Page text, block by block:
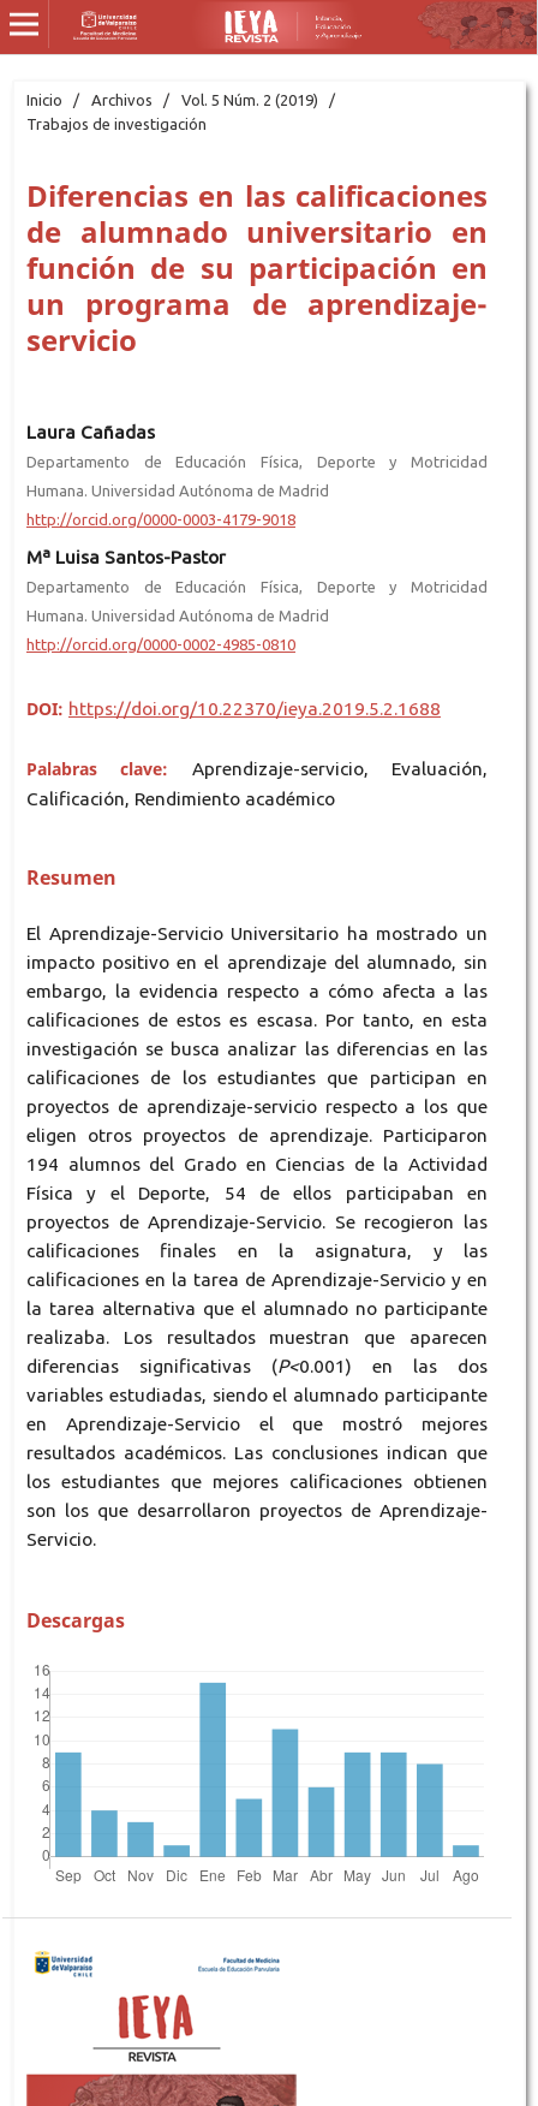
Inicio / Archivos / Vol. 5 Núm. 2 (2019)
/
Trabajos de investigación
Diferencias en las calificaciones
de alumnado universitario en
función de su participación en
un programa de aprendizaje-
servicio
Laura Cañadas
Departamento de Educación Física, Deporte y Motricidad
Humana. Universidad Autónoma de Madrid
http://orcid.org/0000-0003-4179-9018
Mª Luisa Santos-Pastor
Departamento de Educación Física, Deporte y Motricidad
Humana. Universidad Autónoma de Madrid
http://orcid.org/0000-0002-4985-0810
DOI: https://doi.org/10.22370/ieya.2019.5.2.1688
Palabras clave: Aprendizaje-servicio, Evaluación,
Calificación, Rendimiento académico
Resumen
El Aprendizaje-Servicio Universitario ha mostrado un
impacto positivo en el aprendizaje del alumnado, sin
embargo, la evidencia respecto a cómo afecta a las
calificaciones de estos es escasa. Por tanto, en esta
investigación se busca analizar las diferencias en las
calificaciones de los estudiantes que participan en
proyectos de aprendizaje-servicio respecto a los que
eligen otros proyectos de aprendizaje. Participaron
194 alumnos del Grado en Ciencias de la Actividad
Física y el Deporte, 54 de ellos participaban en
proyectos de Aprendizaje-Servicio. Se recogieron las
calificaciones finales en la asignatura, y las
calificaciones en la tarea de Aprendizaje-Servicio y en
la tarea alternativa que el alumnado no participante
realizaba. Los resultados muestran que aparecen
diferencias significativas (P<0.001) en las dos
variables estudiadas, siendo el alumnado participante
en Aprendizaje-Servicio el que mostró mejores
resultados académicos. Las conclusiones indican que
los estudiantes que mejores calificaciones obtienen
son los que desarrollaron proyectos de Aprendizaje-
Servicio.
Descargas